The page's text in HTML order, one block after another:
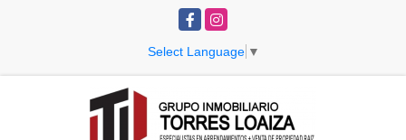
FacebookInstagram
Select Language ▼